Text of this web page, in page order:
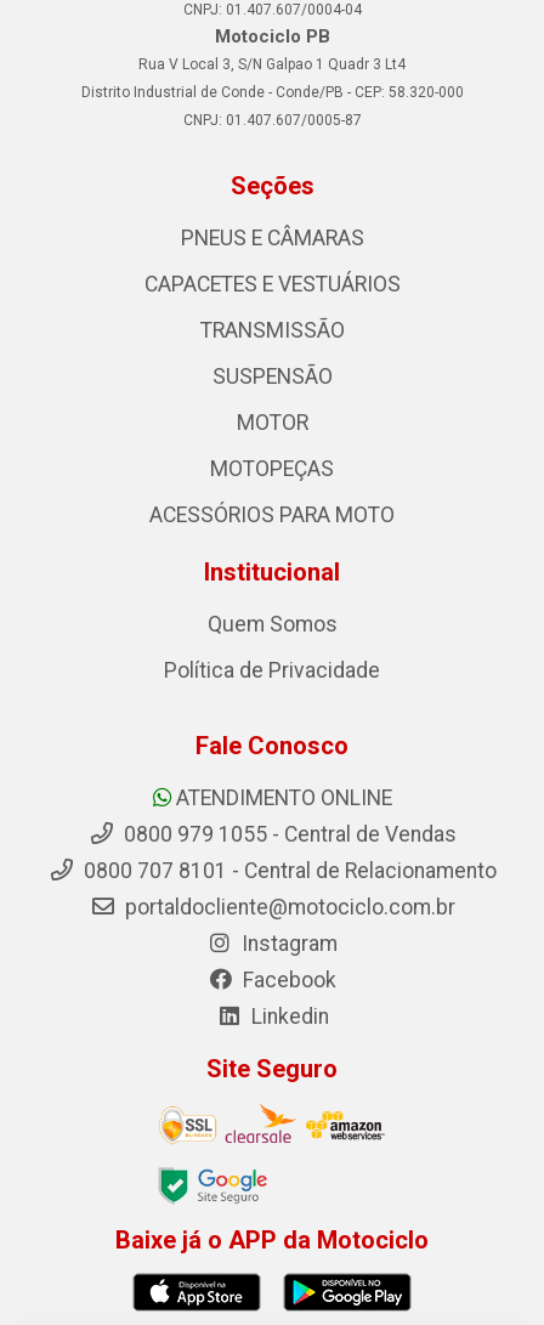
CNPJ: 01.407.607/0004-04
Motociclo PB
Rua V Local 3, S/N Galpao 1 Quadr 3 Lt4
Distrito Industrial de Conde - Conde/PB - CEP: 58.320-000
CNPJ: 01.407.607/0005-87
Seções
PNEUS E CÂMARAS
CAPACETES E VESTUÁRIOS
TRANSMISSÃO
SUSPENSÃO
MOTOR
MOTOPEÇAS
ACESSÓRIOS PARA MOTO
Institucional
Quem Somos
Política de Privacidade
Fale Conosco
ATENDIMENTO ONLINE
0800 979 1055 - Central de Vendas
0800 707 8101 - Central de Relacionamento
portaldocliente@motociclo.com.br
Instagram
Facebook
Linkedin
Site Seguro
Baixe já o APP da Motociclo